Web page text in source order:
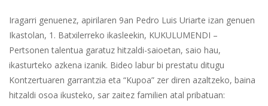
Iragarri genuenez, apirilaren 9an Pedro Luis Uriarte izan genuen
Ikastolan, 1. Batxilerreko ikasleekin, KUKULUMENDI –
Pertsonen talentua garatuz hitzaldi-saioetan, saio hau,
ikasturteko azkena izanik. Bideo labur bi prestatu ditugu
Kontzertuaren garrantzia eta “Kupoa” zer diren azaltzeko, baina
hitzaldi osoa ikusteko, sar zaitez familien atal pribatuan: